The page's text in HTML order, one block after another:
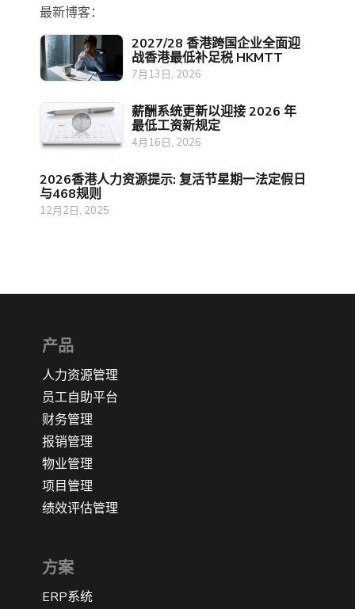
最新博客：
2027/28 香港跨国企业全面迎
战香港最低补足税 HKMTT
7月13日, 2026
薪酬系统更新以迎接 2026 年
最低工资新规定
4月16日, 2026
2026香港人力资源提示: 复活节星期一法定假日
与468规则
12月2日, 2025
产品
人力资源管理
员工自助平台
财务管理
报销管理
物业管理
项目管理
绩效评估管理
方案
ERP系统